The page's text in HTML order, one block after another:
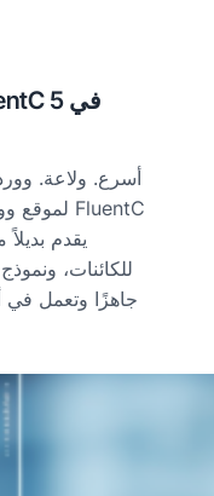
أسرع. ولاعة.
يقدم
للكائنات،